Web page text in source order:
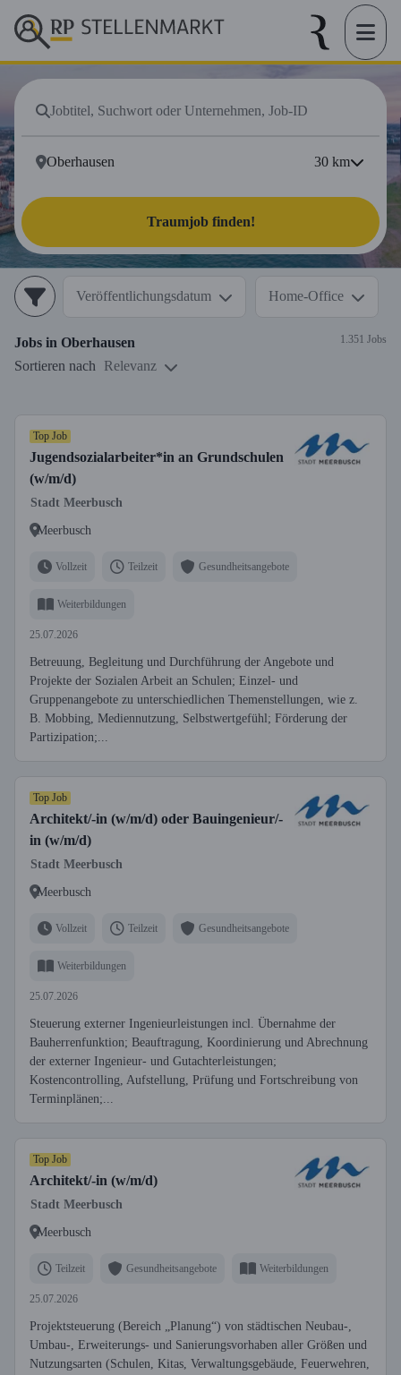
30 km
Traumjob finden!
Veröffentlichungsdatum Home-Office
Jobs in Oberhausen 1.351 Jobs
Sortieren nach Relevanz
Top Job
Jugendsozialarbeiter*in an Grundschulen
(w/m/d)
Stadt Meerbusch
Meerbusch
Vollzeit Teilzeit Gesundheitsangebote
Weiterbildungen
25.07.2026
Betreuung, Begleitung und Durchführung der Angebote und
Projekte der Sozialen Arbeit an Schulen; Einzel- und
Gruppenangebote zu unterschiedlichen Themenstellungen, wie z.
B. Mobbing, Mediennutzung, Selbstwertgefühl; Förderung der
Partizipation;...
Top Job
Architekt/-in (w/m/d) oder Bauingenieur/-
in (w/m/d)
Stadt Meerbusch
Meerbusch
Vollzeit Teilzeit Gesundheitsangebote
Weiterbildungen
25.07.2026
Steuerung externer Ingenieurleistungen incl. Übernahme der
Bauherrenfunktion; Beauftragung, Koordinierung und Abrechnung
der externer Ingenieur- und Gutachterleistungen;
Kostencontrolling, Aufstellung, Prüfung und Fortschreibung von
Terminplänen;...
Top Job
Architekt/-in (w/m/d)
Stadt Meerbusch
Meerbusch
Teilzeit Gesundheitsangebote Weiterbildungen
25.07.2026
Projektsteuerung (Bereich „Planung“) von städtischen Neubau-,
Umbau-, Erweiterungs- und Sanierungsvorhaben aller Größen und
Nutzungsarten (Schulen, Kitas, Verwaltungsgebäude, Feuerwehren,